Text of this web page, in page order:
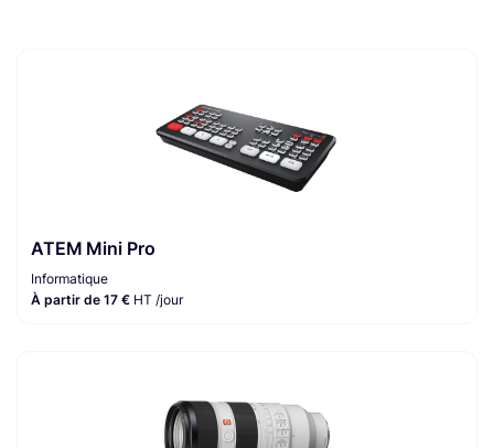
ATEM Mini Pro
Informatique
À partir de 17 € HT /jour